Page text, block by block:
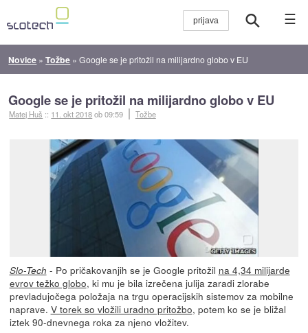
☰
Novice »Tožbe »Google se je pritožil na milijardno globo v EU
Google se je pritožil na milijardno globo v EU
Matej Huš :: 11. okt 2018ob 09:59 Tožbe
Slo-Tech - Po pričakovanjih se je Google pritožil na 4,34 milijarde
evrov težko globo, ki mu je bila izrečena julija zaradi zlorabe
prevladujočega položaja na trgu operacijskih sistemov za mobilne
naprave. V torek so vložili uradno pritožbo, potem ko se je bližal
iztek 90-dnevnega roka za njeno vložitev.